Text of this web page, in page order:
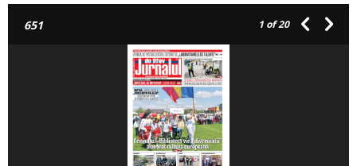
651 1 of 20